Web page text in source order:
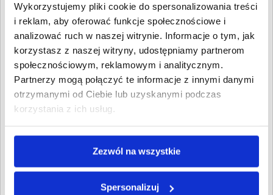
Wykorzystujemy pliki cookie do spersonalizowania treści
i reklam, aby oferować funkcje społecznościowe i
analizować ruch w naszej witrynie. Informacje o tym, jak
korzystasz z naszej witryny, udostępniamy partnerom
społecznościowym, reklamowym i analitycznym.
Partnerzy mogą połączyć te informacje z innymi danymi
otrzymanymi od Ciebie lub uzyskanymi podczas
korzystania z ich usług.
Zezwól na wszystkie
Spersonalizuj
Dłużnicy Wartość długu
Data
publikacji
Adrian Gamrot
PRESTO TRANS
Olkusz, Małopolskie
3 612,43 PLN
2 września
2024
Kamil Andrzejczyk
Olkusz, Małopolskie
8 058,13 PLN
7 lutego
Artur Sokół
Olkusz, Małopolskie
Mariusz Klich
16 grudnia
POWER CARGO
22 994,55 PLN 5 maja 2021